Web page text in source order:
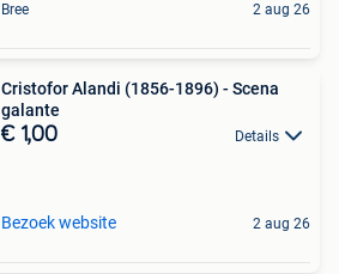
Bree 2 aug 26
Cristofor Alandi (1856-1896) - Scena
galante
€ 1,00 Details
Bezoek website 2 aug 26